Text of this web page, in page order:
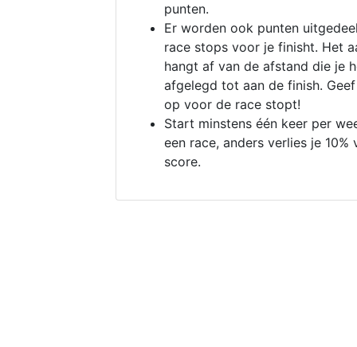
punten.
Er worden ook punten
race stops voor je finisht. Het
hangt af van de afstand die je
afgelegd tot aan de finish.
op voor de race stopt!
Start minstens één keer per
een race, anders verlies je 10%
score.